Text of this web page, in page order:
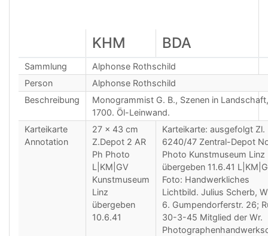
KHM BDA
Sammlung
Alphonse Rothschild
Person
Alphonse Rothschild
Beschreibung
Monogrammist G. B., Szenen in
1700. Öl-Leinwand.
Karteikarte
Annotation
27 x 43 cm
Z.Depot 2 AR
Ph Photo
L|KM|GV
Kunstmuseum
Linz
übergeben
10.6.41
Karteikarte: ausgefolgt Zl.
6240/47 Zentral-Depot
Photo Kunstmuseum Linz
übergeben 11.6.41
Foto: Handwerkliches
Lichtbild. Julius Scherb,
6. Gumpendorferstr. 26;
30-3-45 Mitglied der Wr.